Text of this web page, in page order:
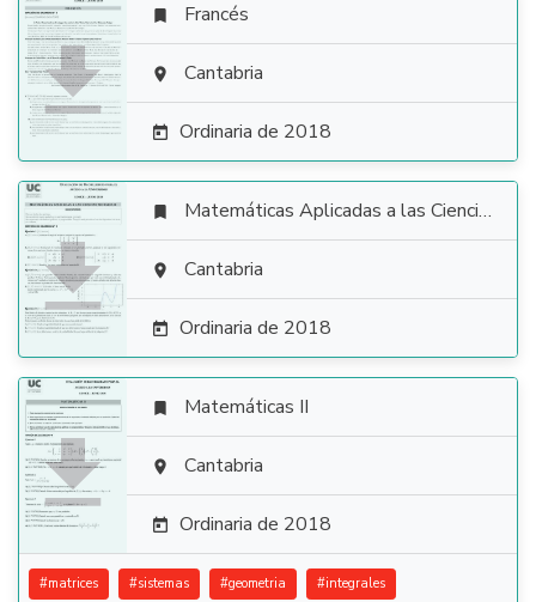

 Francés
 Cantabria
 Ordinaria de 2018

 Matemáticas Aplicadas a las Ciencias Sociales
 Cantabria
 Ordinaria de 2018

 Matemáticas II
 Cantabria
 Ordinaria de 2018
#matrices #sistemas #geometria #integrales